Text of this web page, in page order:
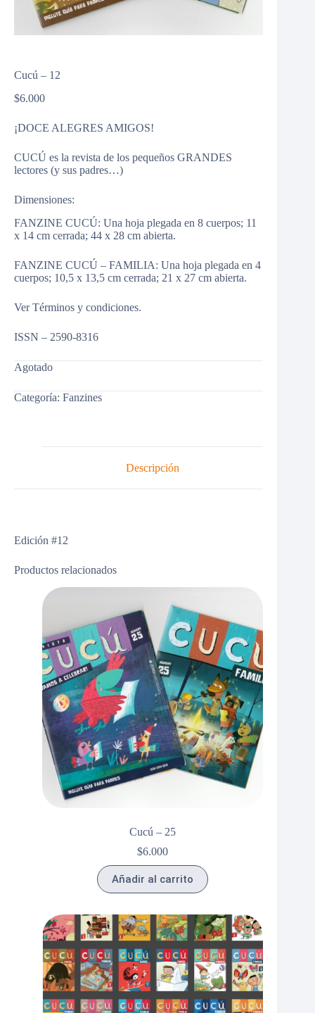
Cucú – 12
$6.000
¡DOCE ALEGRES AMIGOS!
CUCÚ es la revista de los pequeños GRANDES
lectores (y sus padres…)
Dimensiones:
FANZINE CUCÚ: Una hoja plegada en 8 cuerpos; 11
x 14 cm cerrada; 44 x 28 cm abierta.
FANZINE CUCÚ – FAMILIA: Una hoja plegada en 4
cuerpos; 10,5 x 13,5 cm cerrada; 21 x 27 cm abierta.
VerTérminos y condiciones.
ISSN – 2590-8316
Agotado
Categoría: Fanzines
Descripción
Edición #12
Productos relacionados
Cucú – 25
$6.000
Añadir al carrito